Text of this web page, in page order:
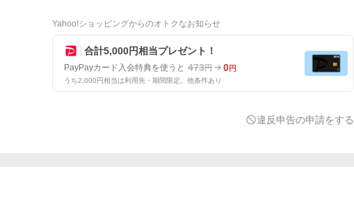
Yahoo!ショッピングからのオトクなお知らせ
合計5,000円相当プレゼント！
PayPayカード入会特典を使うと 473円 0円
うち2,000円相当は利用先・期間限定。他条件あり
違反申告の申請をする